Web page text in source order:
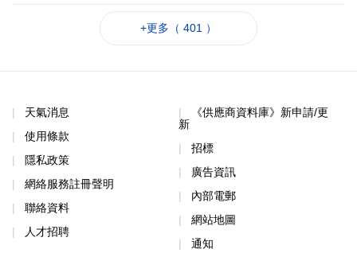
+更多（ 401 ）
天氣消息
使用條款
隱私政策
網絡服務註冊聲明
聯絡資料
人才招聘
《供應商資料庫》新申請/更
新
招標
廣告資訊
內部電郵
網站地圖
通知